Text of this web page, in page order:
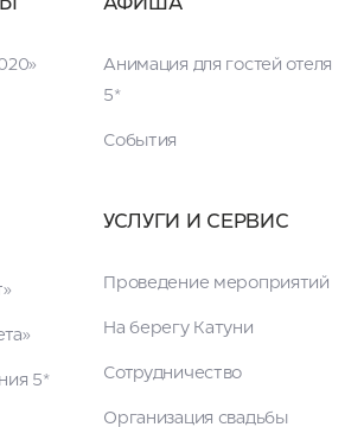
5*
АФИША
Анимация для гостей отеля
5*
События
УСЛУГИ И СЕРВИС
Проведение мероприятий
На берегу Катуни
Сотрудничество
Организация свадьбы